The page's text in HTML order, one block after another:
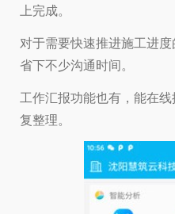
上完成。
对于需要快速推进施工进
省下不少沟通时间。
工作汇报功能也有，能在
复整理。